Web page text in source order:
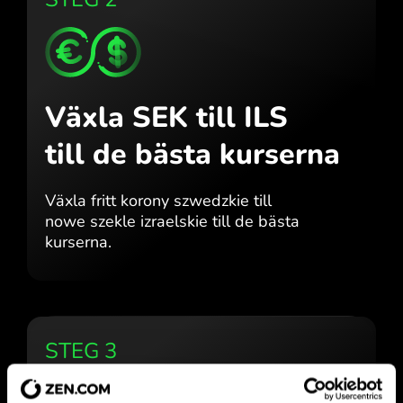
Växla SEK till ILS
till de bästa kurserna
Växla fritt korony szwedzkie till
nowe szekle izraelskie till de bästa
kurserna.
STEG 3